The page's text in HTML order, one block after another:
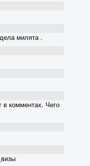
милята .
в комментах. Чего